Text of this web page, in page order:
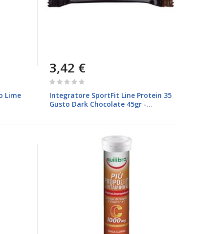
Lime
3,42 €
Rating:
Integratore SportFit Line Protein 35
Gusto Dark Chocolate 45gr -